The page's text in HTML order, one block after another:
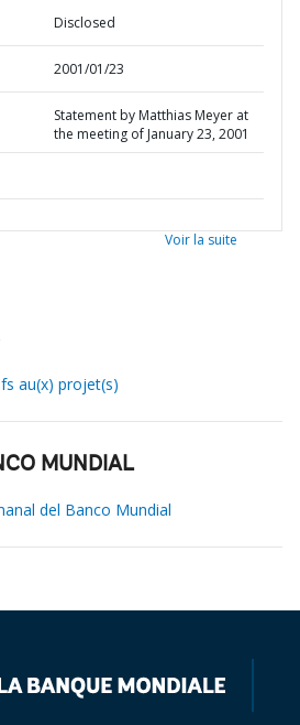
Disclosed
2001/01/23
Statement by Matthias Meyer at
the meeting of January 23, 2001
Voir la suite
au(x) projet(s)
MUNDIAL
del Banco Mundial